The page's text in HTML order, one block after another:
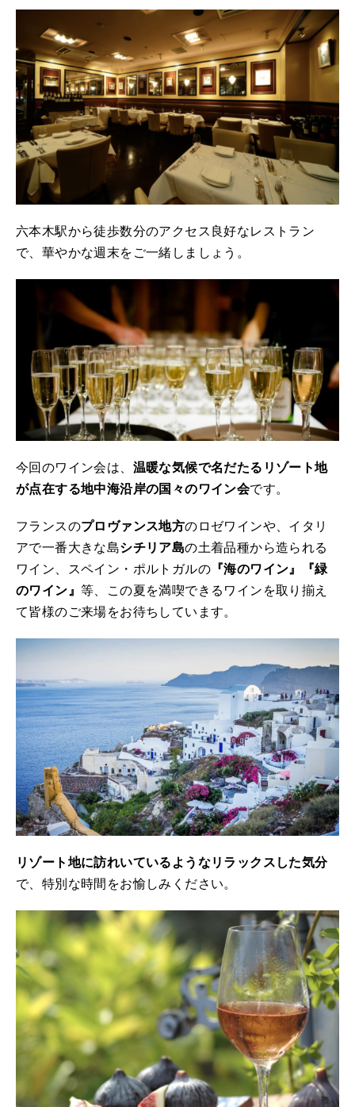
六本木駅から徒歩数分のアクセス良好なレストラン
で、華やかな週末をご一緒しましょう。
今回のワイン会は、 温暖な気候で名だたるリゾート地
が点在する地中海沿岸の国々のワイン会です。
フランスのプロヴァンス地方のロゼワインや、イタリ
アで一番大きな島シチリア島の土着品種から造られる
ワイン、スペイン・ポルトガルの 『海のワイン』『緑
のワイン』 等、この夏を満喫できるワインを取り揃え
て皆様のご来場をお待ちしています。
リゾート地に訪れいているようなリラックスした気分
で、特別な時間をお愉しみください。